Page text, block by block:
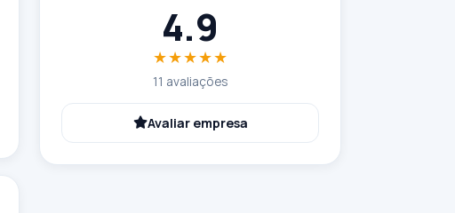
4.9
★★★★★
11 avaliações
Avaliar empresa